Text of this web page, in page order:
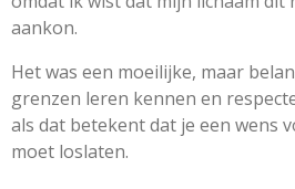
aankon.
Het was een moeilijke, maar
grenzen leren kennen en
als dat betekent dat je een wens
moet loslaten.